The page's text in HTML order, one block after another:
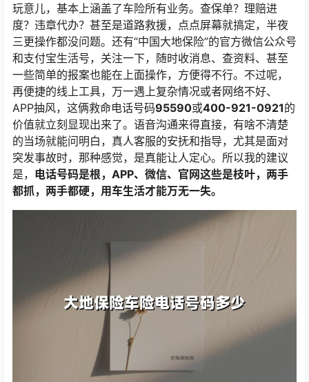
玩意儿，基本上涵盖了车险所有业务。查保单？理赔进
度？违章代办？甚至是道路救援，点点屏幕就搞定，半夜
三更操作都没问题。还有“中国大地保险”的官方微信公众号
和支付宝生活号，关注一下，随时收消息、查资料、甚至
一些简单的报案也能在上面操作，方便得不行。不过呢，
再便捷的线上工具，万一遇上复杂情况或者网络不好、
APP抽风，这俩救命电话号码95590或400-921-0921的
价值就立刻显现出来了。语音沟通来得直接，有啥不清楚
的当场就能问明白，真人客服的安抚和指导，尤其是面对
突发事故时，那种感觉，是真能让人定心。所以我的建议
是， 电话号码是根，APP、微信、官网这些是枝叶，两手
都抓，两手都硬，用车生活才能万无一失。